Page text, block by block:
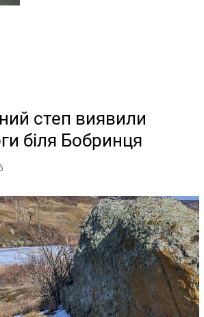
степ виявили
біля Бобринця